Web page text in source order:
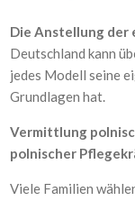
Die Anstellung
Deutschland kann
jedes Modell seine
Grundlagen hat.
Vermittlung
polnischer
Viele Familien